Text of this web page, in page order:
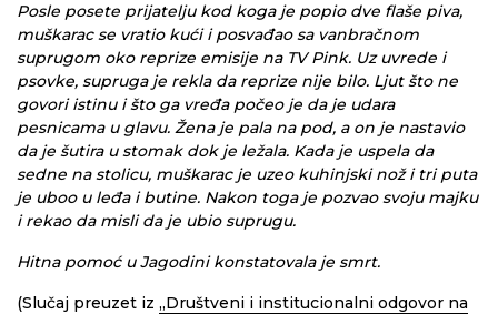
Posle posete prijatelju kod koga je popio dve flaše piva,
muškarac se vratio kući i posvađao sa vanbračnom
suprugom oko reprize emisije na TV Pink. Uz uvrede i
psovke, supruga je rekla da reprize nije bilo. Ljut što ne
govori istinu i što ga vređa počeo je da je udara
pesnicama u glavu. Žena je pala na pod, a on je nastavio
da je šutira u stomak dok je ležala. Kada je uspela da
sedne na stolicu, muškarac je uzeo kuhinjski nož i tri puta
je uboo u leđa i butine. Nakon toga je pozvao svoju majku
i rekao da misli da je ubio suprugu.
Hitna pomoć u Jagodini konstatovala je smrt.
(Slučaj preuzet iz „Društveni i institucionalni odgovor na